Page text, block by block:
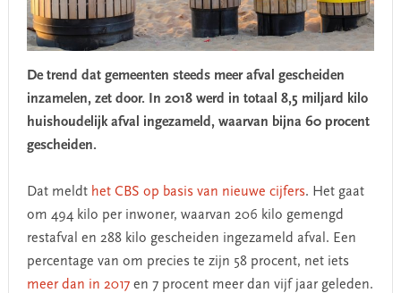
De trend dat gemeenten steeds meer afval gescheiden
inzamelen, zet door. In 2018 werd in totaal 8,5 miljard kilo
huishoudelijk afval ingezameld, waarvan bijna 60 procent
gescheiden.
Dat meldt het CBS op basis van nieuwe cijfers. Het gaat
om 494 kilo per inwoner, waarvan 206 kilo gemengd
restafval en 288 kilo gescheiden ingezameld afval. Een
percentage van om precies te zijn 58 procent, net iets
meer dan in 2017en 7 procent meer dan vijf jaar geleden.